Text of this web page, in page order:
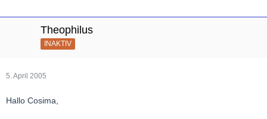
Theophilus
INAKTIV
5. April 2005
Hallo Cosima,